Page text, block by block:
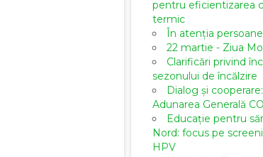
pentru eficientizarea
termic
În atenția
22 martie - Ziua
Clarificări privind
sezonului de încălzire
Dialog și
Adunarea Generală
Educație pentru
Nord: focus pe
HPV